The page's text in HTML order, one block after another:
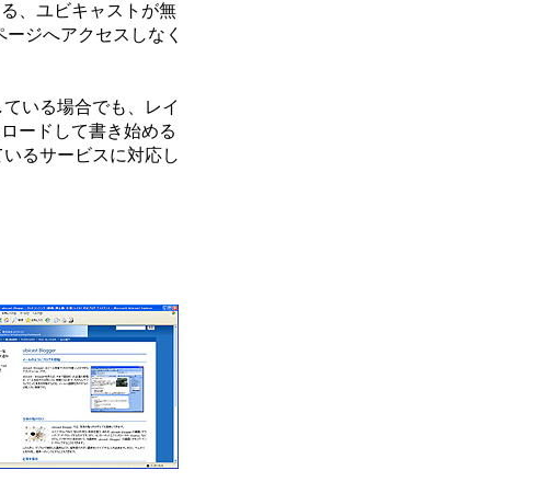
、ユビキャストが無
ジへアクセスしなく
いる場合でも、レイ
ードして書き始める
るサービスに対応し